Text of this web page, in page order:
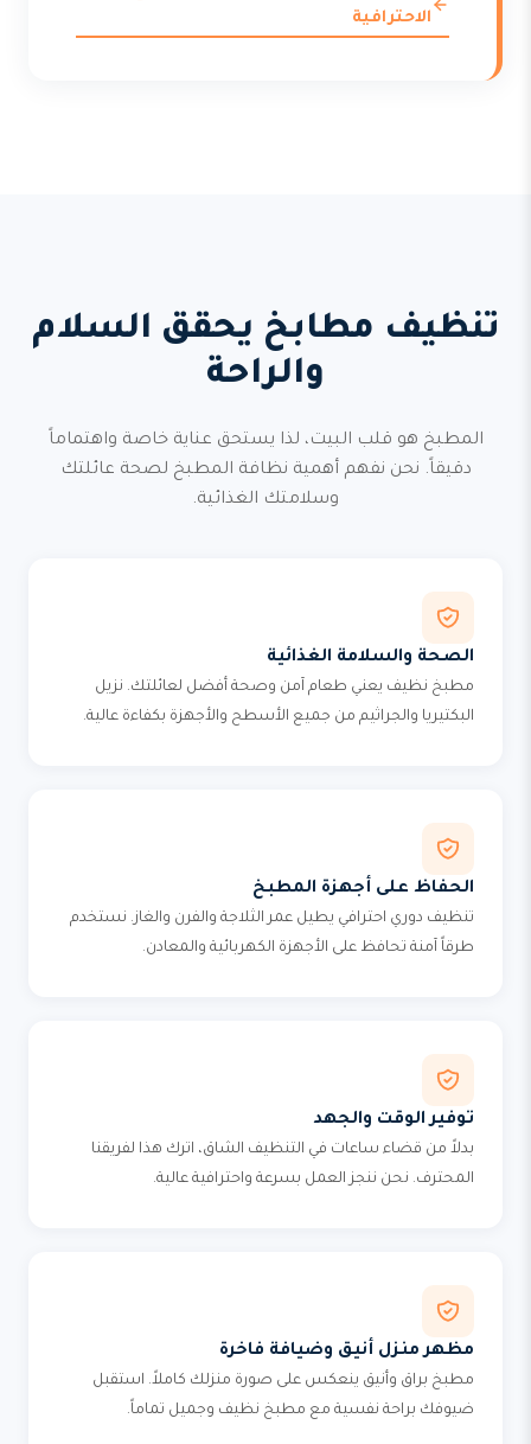
الاحترافية
تنظيف مطابخ يحقق السلام
والراحة
المطبخ هو قلب البيت، لذا يستحق عناية خاصة واهتماماً
دقيقاً. نحن نفهم أهمية نظافة المطبخ لصحة عائلتك
وسلامتك الغذائية.
الصحة والسلامة الغذائية
مطبخ نظيف يعني طعام آمن وصحة أفضل لعائلتك. نزيل
البكتيريا والجراثيم من جميع الأسطح والأجهزة بكفاءة عالية.
الحفاظ على أجهزة المطبخ
تنظيف دوري احترافي يطيل عمر الثلاجة والفرن والغاز. نستخدم
طرقاً آمنة تحافظ على الأجهزة الكهربائية والمعادن.
توفير الوقت والجهد
بدلاً من قضاء ساعات في التنظيف الشاق، اترك هذا لفريقنا
المحترف. نحن ننجز العمل بسرعة واحترافية عالية.
مظهر منزل أنيق وضيافة فاخرة
مطبخ براق وأنيق ينعكس على صورة منزلك كاملاً. استقبل
ضيوفك براحة نفسية مع مطبخ نظيف وجميل تماماً.